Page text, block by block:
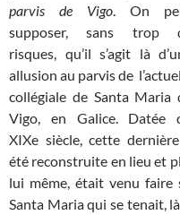
parvis de Vigo. On
supposer, sans trop
risques, qu’il s’agit là
allusion au parvis de
collégiale de Santa Maria
Vigo, en Galice. Datée
XIXe siècle, cette
été reconstruite en lieu et
lui même, était venu faire
Santa Maria qui se tenait,